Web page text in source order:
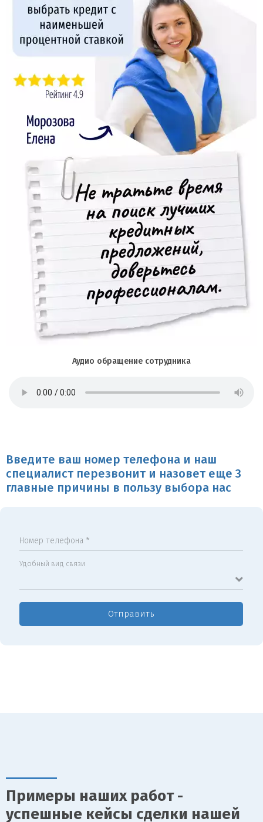
Аудио обращение сотрудника
Введите ваш номер телефона и наш
специалист перезвонит и назовет еще 3
главные причины в пользу выбора нас
Номер телефона *
Удобный вид связи
Отправить
Примеры наших работ -
успешные кейсы сделки нашей